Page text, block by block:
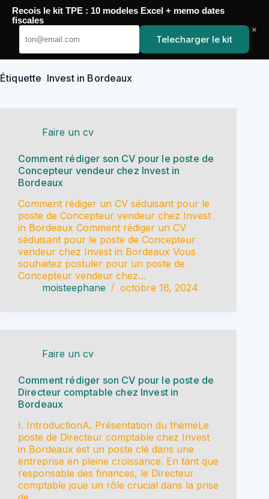
Passer
contenu
YoupiJobs
Étiquette Invest in Bordeaux
Faire un cv
Comment rédiger son CV pour le poste de
Concepteur vendeur chez Invest in
Bordeaux
Comment rédiger un CV séduisant pour le
poste de Concepteur vendeur chez Invest
in Bordeaux Comment rédiger un CV
séduisant pour le poste de Concepteur
vendeur chez Invest in Bordeaux Vous
souhaitez postuler pour un poste de
Concepteur vendeur chez…
moisteephane
octobre 16, 2024
Faire un cv
Comment rédiger son CV pour le poste de
Directeur comptable chez Invest in
Bordeaux
I. IntroductionA. Présentation du thèmeLe
poste de Directeur comptable chez Invest
in Bordeaux est un poste clé dans une
entreprise en pleine croissance. En tant que
responsable des finances, le Directeur
comptable joue un rôle crucial dans la prise
Recois le kit TPE : 10 modeles Excel + memo dates
fiscales
Telecharger le kit
×